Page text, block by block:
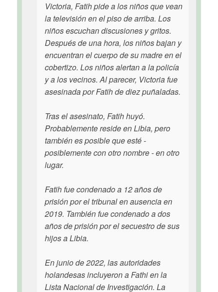
Victoria, Fatih pide a los niños que vean
la televisión en el piso de arriba. Los
niños escuchan discusiones y gritos.
Después de una hora, los niños bajan y
encuentran el cuerpo de su madre en el
cobertizo. Los niños alertan a la policía
y a los vecinos. Al parecer, Victoria fue
asesinada por Fatih de diez puñaladas.
Tras el asesinato, Fatih huyó.
Probablemente reside en Libia, pero
también es posible que esté -
posiblemente con otro nombre - en otro
lugar.
Fatih fue condenado a 12 años de
prisión por el tribunal en ausencia en
2019. También fue condenado a dos
años de prisión por el secuestro de sus
hijos a Libia.
En junio de 2022, las autoridades
holandesas incluyeron a Fathi en la
Lista Nacional de Investigación. La